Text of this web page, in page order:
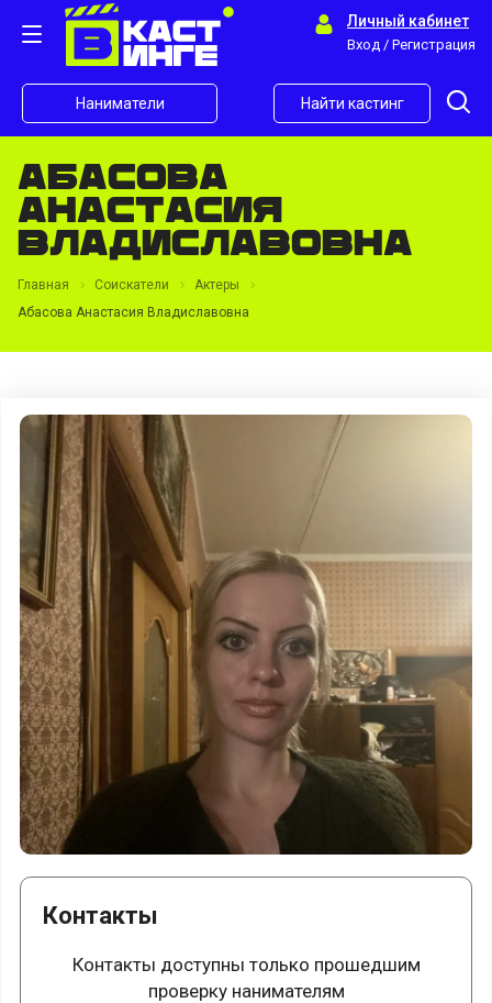
Личный кабинет
Вход / Регистрация
Наниматели Найти кастинг
Абасова
Анастасия
Владиславовна
Главная Соискатели
Актеры
Абасова Анастасия Владиславовна
Контакты
Контакты доступны только прошедшим
проверку нанимателям